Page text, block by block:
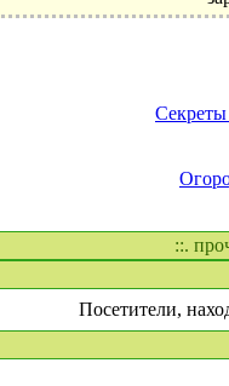
Секреты
::.
Посетители,